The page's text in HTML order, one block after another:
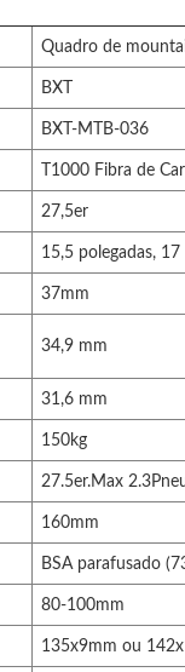
Quadro de
BXT
BXT-MTB-036
T1000 Fibra de
27,5er
15,5 polegadas,
37mm
34,9 mm
31,6 mm
150kg
27.5er.Max
160mm
BSA parafusado
80-100mm
135x9mm ou